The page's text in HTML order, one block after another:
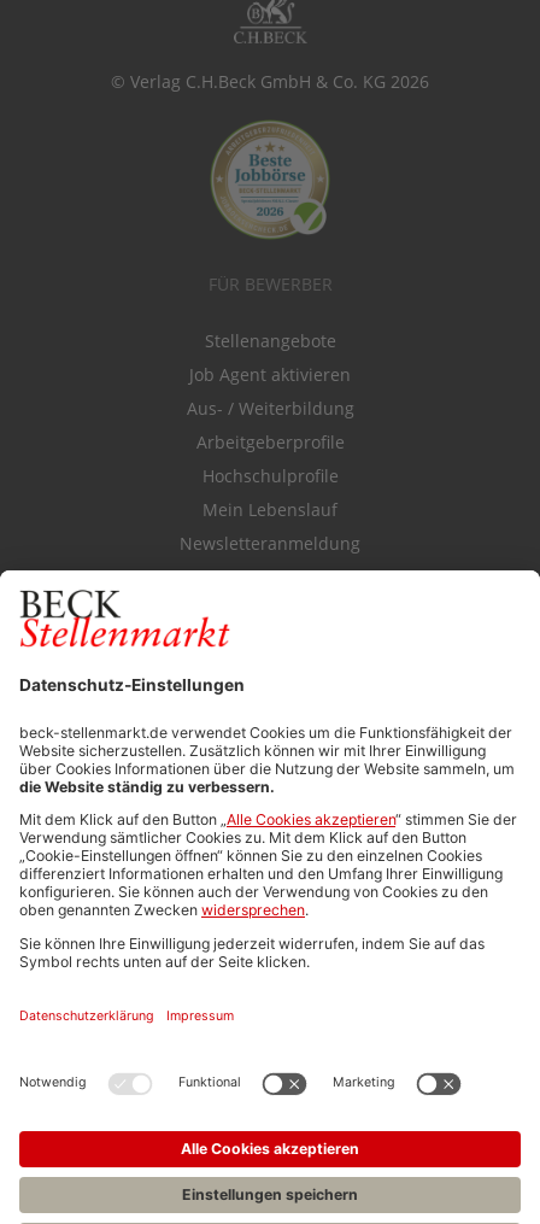
© Verlag C.H.Beck GmbH & Co. KG 2026
FÜR BEWERBER
Stellenangebote
Job Agent aktivieren
Aus- / Weiterbildung
Arbeitgeberprofile
Hochschulprofile
Mein Lebenslauf
Newsletteranmeldung
Durchsuchen Sie den Stellenkatalog
FÜR ARBEITGEBER
Stellenmarktpreise
Anzeigen-AGB
Media-Daten
Newsletteranmeldung
Produktübersicht
ALLGEMEIN
FAQs
Impressum
Stellenangebote C.H.BECK